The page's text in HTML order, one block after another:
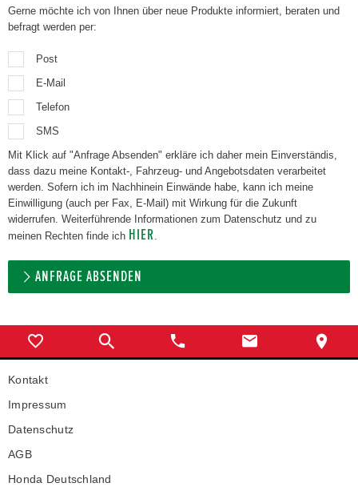
Gerne möchte ich von Ihnen über neue Produkte informiert, beraten und
befragt werden per:
Post
E-Mail
Telefon
SMS
Mit Klick auf "Anfrage Absenden" erkläre ich daher mein Einverständis,
dass dazu meine Kontakt-, Fahrzeug- und Angebotsdaten verarbeitet
werden. Sofern ich im Nachhinein Einwände habe, kann ich meine
Einwilligung (auch per Fax, E-Mail) mit Wirkung für die Zukunft
widerrufen. Weiterführende Informationen zum Datenschutz und zu
meinen Rechten finde ich HIER.
ANFRAGE ABSENDEN
Kontakt
Impressum
Datenschutz
AGB
Honda Deutschland